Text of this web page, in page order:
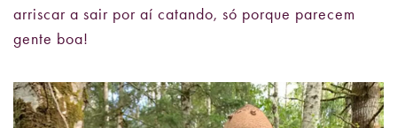
arriscar a sair por aí catando, só porque parecem
gente boa!